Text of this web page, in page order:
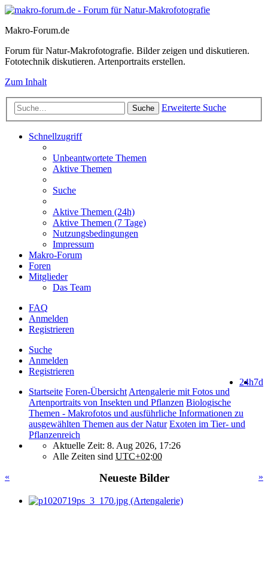
Makro-Forum.de
Forum für Natur-Makrofotografie. Bilder zeigen und diskutieren.
Fototechnik diskutieren. Artenportraits erstellen.
Zum Inhalt
Suche Erweiterte Suche
Schnellzugriff
Unbeantwortete Themen
Aktive Themen
Suche
Aktive Themen (24h)
Aktive Themen (7 Tage)
Nutzungsbedingungen
Impressum
Makro-Forum
Foren
Mitglieder
Das Team
FAQ
Anmelden
Registrieren
Suche
Anmelden
Registrieren
7d
24h
Startseite Foren-Übersicht Artengalerie mit Fotos und
Artenportraits von Insekten und Pflanzen Biologische
Themen - Makrofotos und ausführliche Informationen zu
ausgewählten Themen aus der Natur Exoten im Tier- und
Pflanzenreich
Aktuelle Zeit: 8. Aug 2026, 17:26
Alle Zeiten sind UTC+02:00
«
»
Neueste Bilder